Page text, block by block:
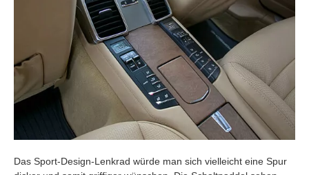
Das Sport-Design-Lenkrad würde man sich vielleicht eine Spur